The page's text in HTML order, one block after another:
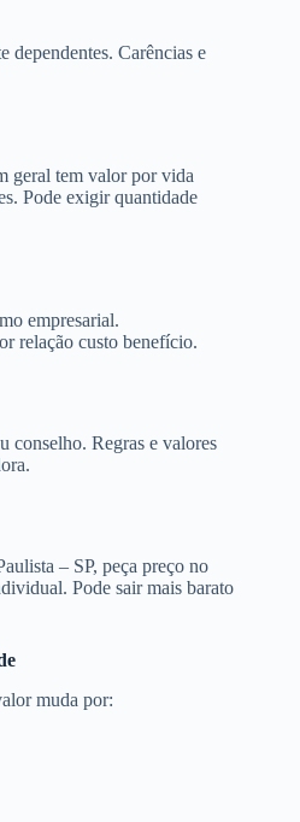
dependentes. Carências e
geral tem valor por vida
Pode exigir quantidade
empresarial.
relação custo benefício.
conselho. Regras e valores
– SP, peça preço no
Pode sair mais barato
muda por: